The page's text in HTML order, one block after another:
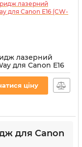
лазерний
для Canon E16
CW-CE16Mціну
для Canon